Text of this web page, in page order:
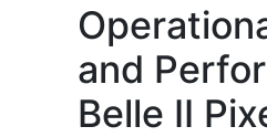
and
Belle II